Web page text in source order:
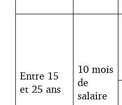
Entre 15
et 25 ans
10 mois
de
salaire